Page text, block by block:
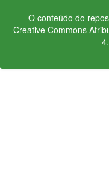
O conteúdo do
Creative Commons